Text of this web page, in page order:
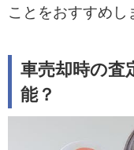
ことをおすすめし
車売却時の査
能？